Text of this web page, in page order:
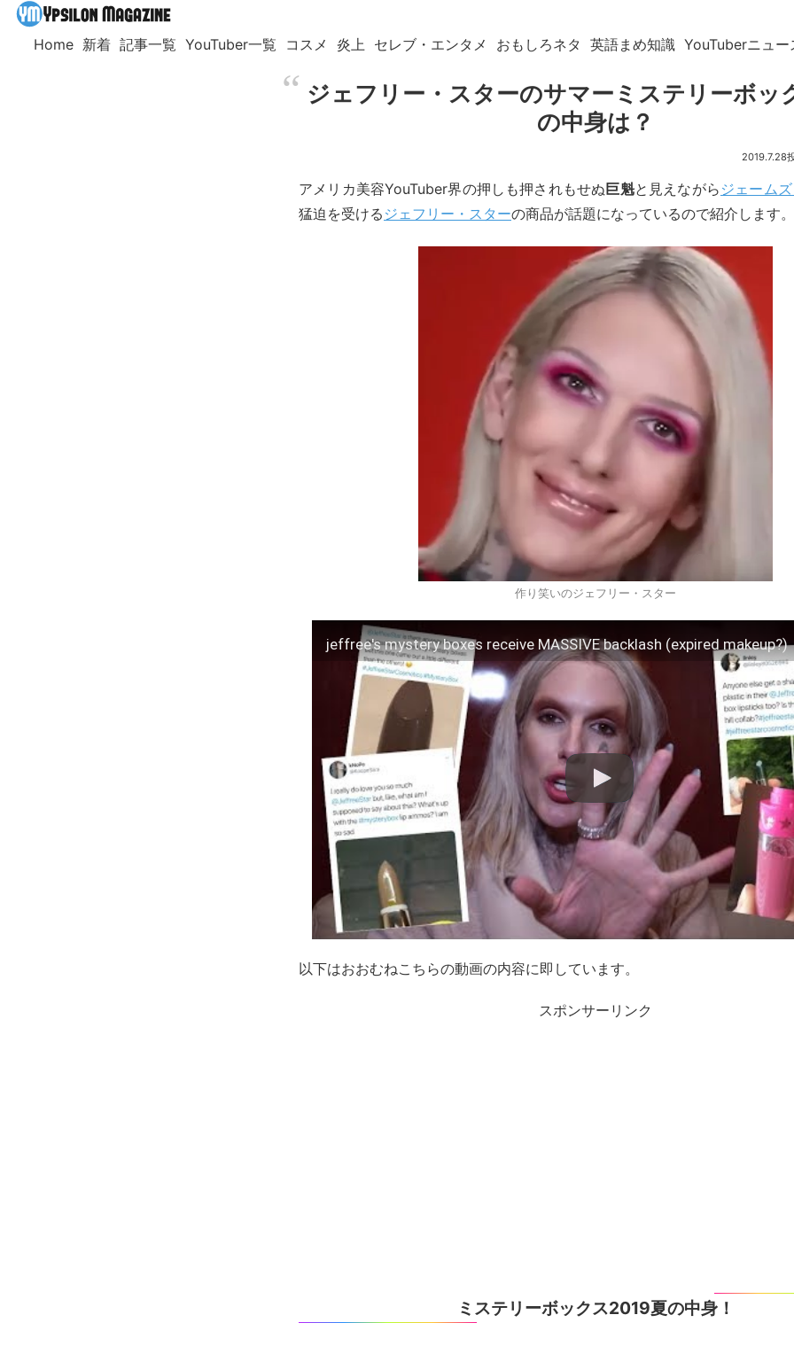
Home 新着 記事一覧 YouTuber一覧 コスメ 炎上 セレブ・エンタメ おもしろネタ 英語まめ知識 YouTuberニュー
ジェフリー・スターのサマーミステリーボッ
の中身は？
2019.7.28
アメリカ美容YouTuber界の押しも押されもせぬ 巨魁と見えながら ジェーム
猛迫を受ける ジェフリー・スターの商品が話題になっているので紹介します。
作り笑いのジェフリー・スター
jeffree's mystery boxes receive MASSIVE backlash (expired makeup?)
以下はおおむねこちらの動画の内容に即しています。
スポンサーリンク
ミステリーボックス2019夏の中身！